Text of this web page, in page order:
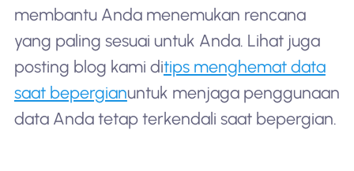
membantu Anda menemukan rencana
yang paling sesuai untuk Anda. Lihat juga
posting blog kami ditips menghemat data
saat bepergianuntuk menjaga penggunaan
data Anda tetap terkendali saat bepergian.